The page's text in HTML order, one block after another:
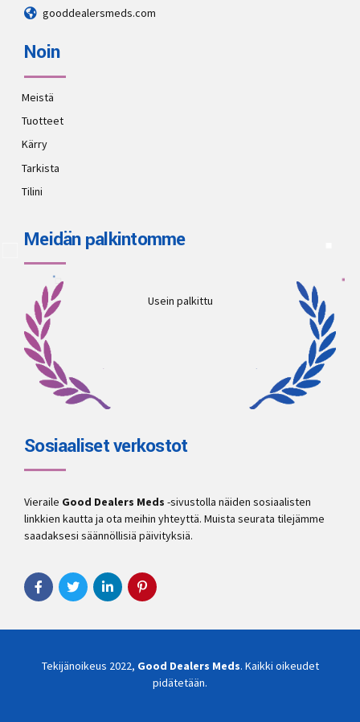
gooddealersmeds.com
Noin
Meistä
Tuotteet
Kärry
Tarkista
Tilini
Meidän palkintomme
Usein palkittu
Sosiaaliset verkostot
Vieraile Good Dealers Meds -sivustolla näiden sosiaalisten
linkkien kautta ja ota meihin yhteyttä. Muista seurata tilejämme
saadaksesi säännöllisiä päivityksiä.
Tekijänoikeus 2022, Good Dealers Meds. Kaikki oikeudet
pidätetään.